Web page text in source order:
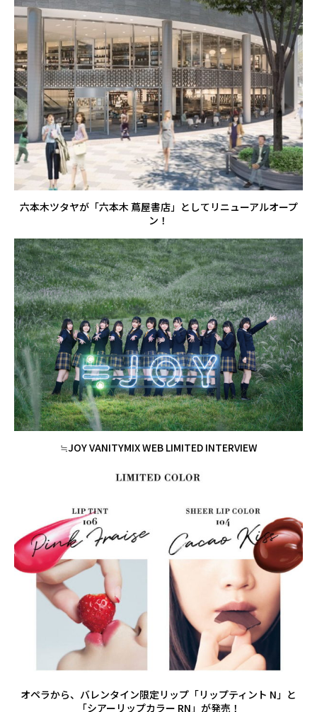
六本木ツタヤが「六本木 蔦屋書店」としてリニューアルオープ
ン！
≒JOY VANITYMIX WEB LIMITED INTERVIEW
オペラから、バレンタイン限定リップ「リップティント N」と
「シアーリップカラー RN」が発売！